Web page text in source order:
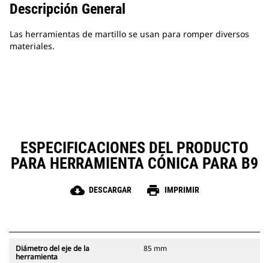
Descripción General
Las herramientas de martillo se usan para romper diversos
materiales.
ESPECIFICACIONES DEL PRODUCTO
PARA HERRAMIENTA CÓNICA PARA B9
cloud_download DESCARGAR print IMPRIMIR
Diámetro del eje de la
herramienta
85 mm